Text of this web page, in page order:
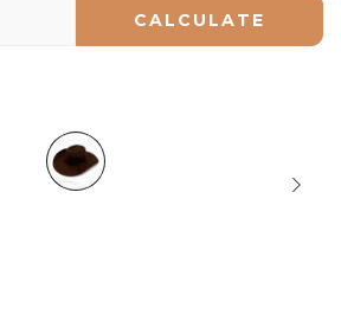
CALCULATE